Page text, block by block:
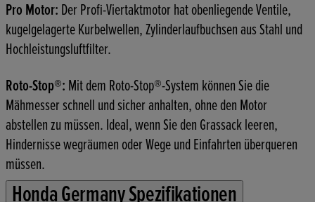
Pro Motor: Der Profi-Viertaktmotor hat obenliegende Ventile,
kugelgelagerte Kurbelwellen, Zylinderlaufbuchsen aus Stahl und
Hochleistungsluftfilter.
Roto-Stop®: Mit dem Roto-Stop®-System können Sie die
Mähmesser schnell und sicher anhalten, ohne den Motor
abstellen zu müssen. Ideal, wenn Sie den Grassack leeren,
Hindernisse wegräumen oder Wege und Einfahrten überqueren
müssen.
Honda Germany Spezifikationen